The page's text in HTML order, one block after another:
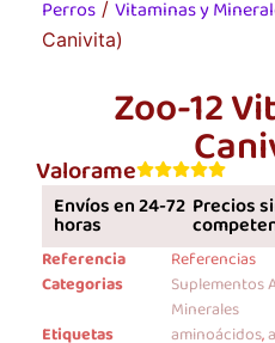
Perros / Vitaminas y
Canivita)
Zoo-12
Valorame
Envíos en 24-72
horas
Precios
Referencia
Referencias
Categorias
Suplementos
Minerales
Etiquetas
aminoácidos,